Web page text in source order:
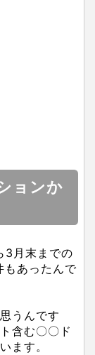
ョンか
3月末までの
もあったんで
うんです
含む〇〇ド
ます。